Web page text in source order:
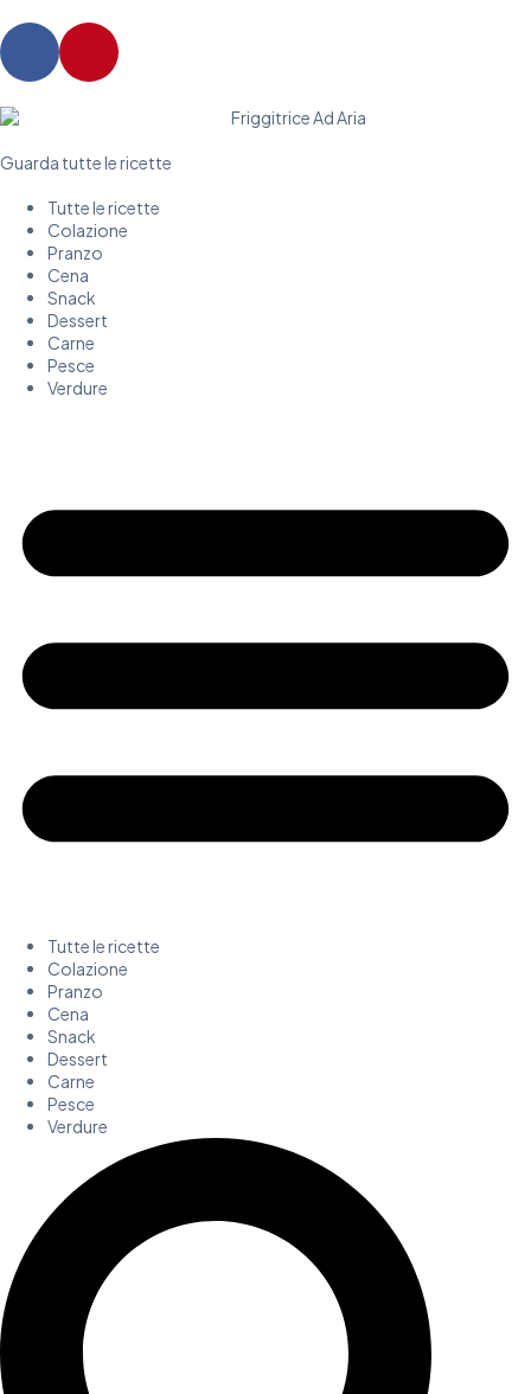
Guarda tutte le ricette
Tutte le ricette
Colazione
Pranzo
Cena
Snack
Dessert
Carne
Pesce
Verdure
Tutte le ricette
Colazione
Pranzo
Cena
Snack
Dessert
Carne
Pesce
Verdure